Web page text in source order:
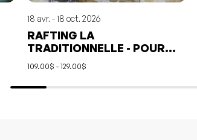
18 avr. - 18 oct. 2026
RAFTING LA
TRADITIONNELLE - POUR
TOUS, 11 ANS ET +
109.00$ - 129.00$